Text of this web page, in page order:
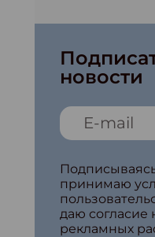
новости
принимаю
даю согласие
рекламных